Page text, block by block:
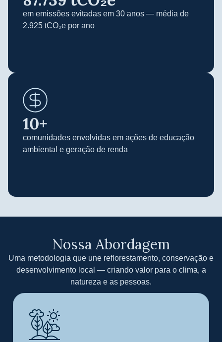
em emissões evitadas em 30 anos — média de
2.925 tCO₂e por ano
10+
comunidades envolvidas em ações de educação
ambiental e geração de renda
Nossa Abordagem
Uma metodologia que une reflorestamento, conservação e
desenvolvimento local — criando valor para o clima, a
natureza e as pessoas.